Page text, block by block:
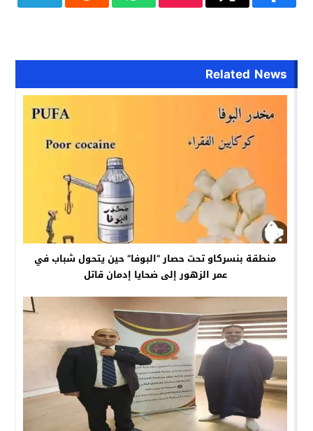
Related News
منطقة بنسركاو تحت حصار “البوفا” حين يتحول شباب في
عمر الزهور إلى ضحايا إدمان قاتل